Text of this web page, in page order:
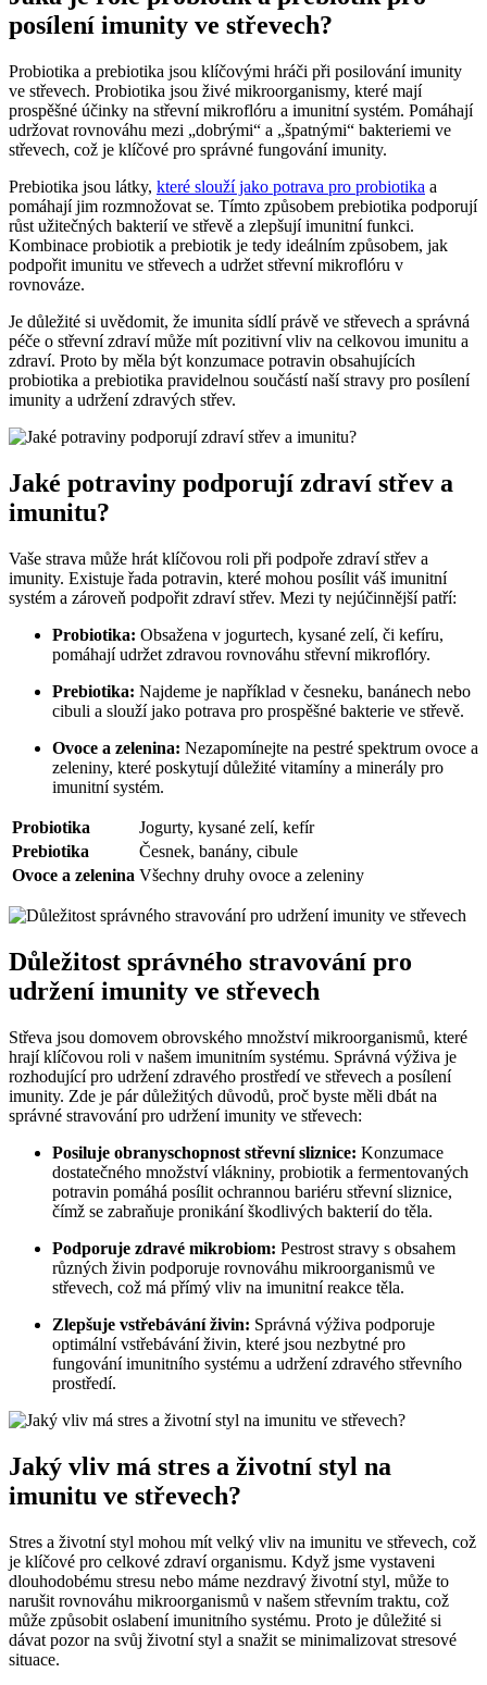
posílení imunity ve střevech?
Probiotika a prebiotika jsou klíčovými hráči při posilování imunity
ve střevech. Probiotika jsou živé mikroorganismy, které mají
prospěšné účinky na střevní mikroflóru a imunitní systém. Pomáhají
udržovat rovnováhu mezi „dobrými“ a „špatnými“ bakteriemi ve
střevech, což je klíčové pro správné fungování imunity.
Prebiotika jsou látky, které slouží jako potrava pro probiotika a
pomáhají jim rozmnožovat se. Tímto způsobem prebiotika podporují
růst užitečných bakterií ve střevě a zlepšují imunitní funkci.
Kombinace probiotik a prebiotik je tedy ideálním způsobem, jak
podpořit imunitu ve střevech a udržet střevní mikroflóru v
rovnováze.
Je důležité si uvědomit, že imunita sídlí právě ve střevech a správná
péče o střevní zdraví může mít pozitivní vliv na celkovou imunitu a
zdraví. Proto by měla být konzumace potravin obsahujících
probiotika a prebiotika pravidelnou součástí naší stravy pro posílení
imunity a udržení zdravých střev.
Jaké potraviny podporují zdraví střev a
imunitu?
Vaše strava může hrát klíčovou roli při podpoře zdraví střev a
imunity. Existuje řada potravin, které mohou posílit váš imunitní
systém a zároveň podpořit zdraví střev. Mezi ty nejúčinnější patří:
Probiotika: Obsažena v jogurtech, kysané zelí, či kefíru,
pomáhají udržet zdravou rovnováhu střevní mikroflóry.
Prebiotika: Najdeme je například v česneku, banánech nebo
cibuli a slouží jako potrava pro prospěšné bakterie ve střevě.
Ovoce a zelenina: Nezapomínejte na pestré spektrum ovoce a
zeleniny, které poskytují důležité vitamíny a minerály pro
imunitní systém.
Probiotika
Jogurty, kysané zelí, kefír
Prebiotika
Česnek, banány, cibule
Ovoce a zelenina Všechny druhy ovoce a zeleniny
Důležitost správného stravování pro
udržení imunity ve střevech
Střeva jsou domovem obrovského množství mikroorganismů, které
hrají klíčovou roli v našem imunitním systému. Správná výživa je
rozhodující pro udržení zdravého prostředí ve střevech a posílení
imunity. Zde je pár důležitých důvodů, proč byste měli dbát na
správné stravování pro udržení imunity ve střevech:
Posiluje obranyschopnost střevní sliznice: Konzumace
dostatečného množství vlákniny, probiotik a fermentovaných
potravin pomáhá posílit ochrannou bariéru střevní sliznice,
čímž se zabraňuje pronikání škodlivých bakterií do těla.
Podporuje zdravé mikrobiom: Pestrost stravy s obsahem
různých živin podporuje rovnováhu mikroorganismů ve
střevech, což má přímý vliv na imunitní reakce těla.
Zlepšuje vstřebávání živin: Správná výživa podporuje
optimální vstřebávání živin, které jsou nezbytné pro
fungování imunitního systému a udržení zdravého střevního
prostředí.
Jaký vliv má stres a životní styl na
imunitu ve střevech?
Stres a životní styl mohou mít velký vliv na imunitu ve střevech, což
je klíčové pro celkové zdraví organismu. Když jsme vystaveni
dlouhodobému stresu nebo máme nezdravý životní styl, může to
narušit rovnováhu mikroorganismů v našem střevním traktu, což
může způsobit oslabení imunitního systému. Proto je důležité si
dávat pozor na svůj životní styl a snažit se minimalizovat stresové
situace.